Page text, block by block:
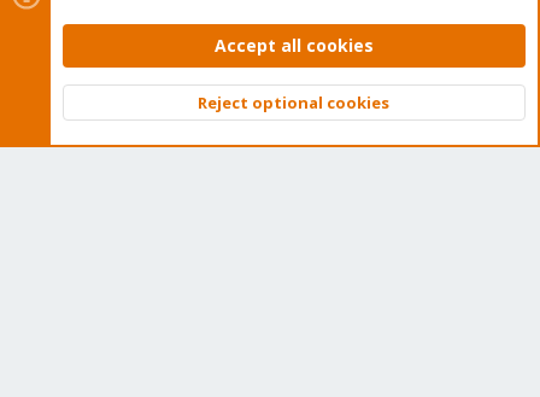
Contact us
Terms and rules Privacy policy Help Home
Community platform by XenForo © 2010-2026 XenForo Ltd.
Top
Accept all cookies
Reject optional cookies